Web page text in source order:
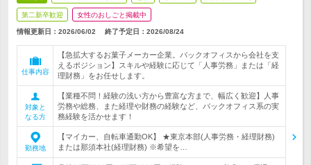
第二新卒歓迎 女性のおしごと掲載中
情報更新日：2026/06/02 終了予定日： 2026/08/24
仕事内容
【急拡大するお菓子メーカー企業。バックオフィスから会社を支
えるポジション】スキルや経験に応じて「人事労務」または「経
理財務」をお任せします。
対象と
なる方
【業種不問！経験の浅い方から豊富な方まで、幅広く歓迎】人事
労務や総務、また経理や財務の経験など、バックオフィス系の実
務経験を活かせます！
勤務地
【マイカー、自転車通勤OK】 ★東京本部(人事労務・経理財務)
または那須本社(経理財務) ※希望を…